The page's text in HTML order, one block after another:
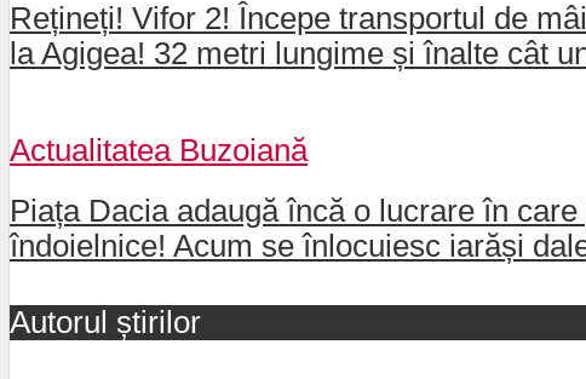
Rețineți! Vifor 2! Începe transportul de
la Agigea! 32 metri lungime și înalte cât
Actualitatea Buzoiană
Piața Dacia adaugă încă o lucrare în
îndoielnice! Acum se înlocuiesc iarăși
Autorul știrilor